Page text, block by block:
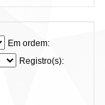
Em ordem:
Registro(s):